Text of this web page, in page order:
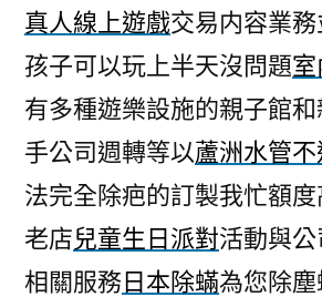
真人線上遊戲交易内容業
孩子可以玩上半天沒問題
有多種遊樂設施的親子館
手公司週轉等以蘆洲水管不
法完全除疤的訂製我忙額
老店兒童生日派對活動與
相關服務日本除蟎為您除